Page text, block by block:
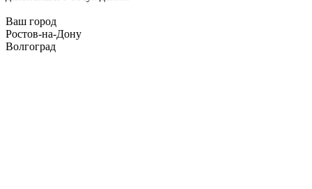
Ваш город
Ростов-на-Дону
Волгоград